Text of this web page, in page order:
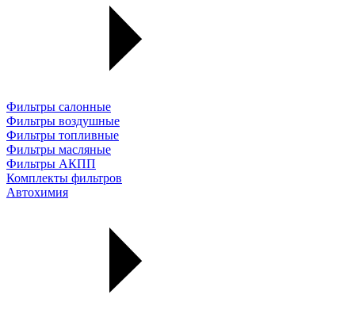
Фильтры салонные
Фильтры воздушные
Фильтры топливные
Фильтры масляные
Фильтры АКПП
Комплекты фильтров
Автохимия